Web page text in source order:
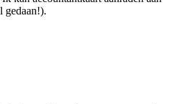
gedaan!).